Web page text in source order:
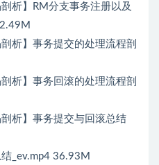
析】RM分支事务注册以及
析】事务提交的处理流程剖
析】事务回滚的处理流程剖
析】事务提交与回滚总结
_ev.mp4 36.93M